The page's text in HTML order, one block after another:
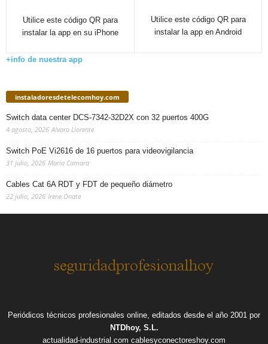
Utilice este código QR para
instalar la app en su iPhone
Utilice este código QR para
instalar la app en Android
+info de nuestra app
instaladoresdetelecomhoy.com
Switch data center DCS-7342-32D2X con 32 puertos 400G
4 agosto, 2026 Alvaro Llorente
Switch PoE Vi2616 de 16 puertos para videovigilancia
31 julio, 2026 Maria Camara
Cables Cat 6A RDT y FDT de pequeño diámetro
22 julio, 2026 Irene Onate
Periódicos técnicos profesionales online, editados desde el año 2001 por
NTDhoy, S.L.
actualidad-industrial.com cablesyconectoreshoy.com